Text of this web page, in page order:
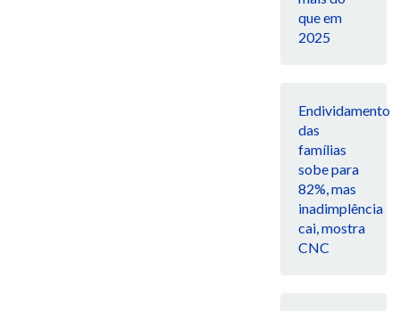
que em
2025
Endividamento
das
famílias
sobe para
82%, mas
inadimplência
cai, mostra
CNC